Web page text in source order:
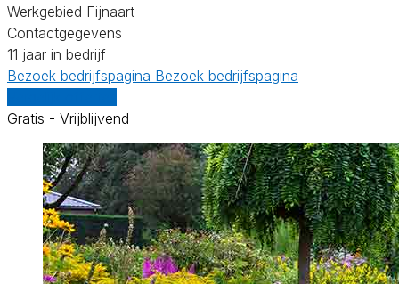
Werkgebied Fijnaart
Contactgegevens
11 jaar in bedrijf
Bezoek bedrijfspagina Bezoek bedrijfspagina
Gratis - Vrijblijvend